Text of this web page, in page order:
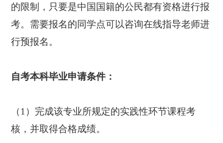
的限制，只要是中国国籍的公民都有资格进行报
考。需要报名的同学点可以咨询在线指导老师进
行预报名。
自考本科毕业申请条件：
（1）完成该专业所规定的实践性环节课程考
核，并取得合格成绩。